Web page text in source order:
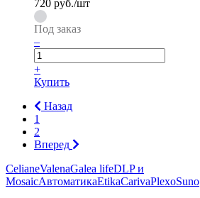
720 руб./шт
Под заказ
–
+
Купить
Назад
1
2
Вперед
CelianeValenaGalea lifeDLP и
MosaicАвтоматикаEtikaCarivaPlexoSuno